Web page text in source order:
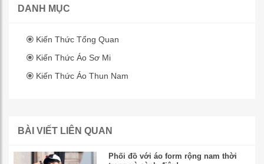
DANH MỤC
Kiến Thức Tổng Quan
Kiến Thức Áo Sơ Mi
Kiến Thức Áo Thun Nam
BÀI VIẾT LIÊN QUAN
Phối đồ với áo form rộng nam thời